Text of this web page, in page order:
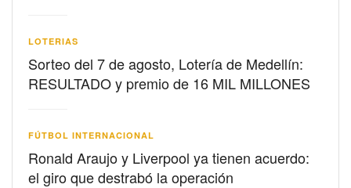
LOTERIAS
Sorteo del 7 de agosto, Lotería de Medellín:
RESULTADO y premio de 16 MIL MILLONES
FÚTBOL INTERNACIONAL
Ronald Araujo y Liverpool ya tienen acuerdo:
el giro que destrabó la operación